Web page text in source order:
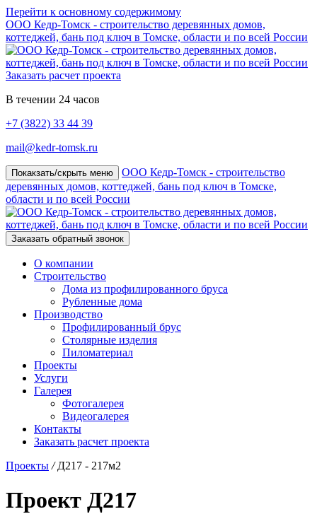
Перейти к основному содержимому
ООО Кедр-Томск - строительство деревянных домов,
коттеджей, бань под ключ в Томске, области и по всей России
Заказать расчет проекта
В течении 24 часов
+7 (3822) 33 44 39
mail@kedr-tomsk.ru
Покакзать/скрыть меню
ООО Кедр-Томск - строительство
деревянных домов, коттеджей, бань под ключ в Томске,
области и по всей России
Заказать обратный звонок
О компании
Строительство
Дома из профилированного бруса
Рубленные дома
Производство
Профилированный брус
Столярные изделия
Пиломатериал
Проекты
Услуги
Галерея
Фотогалерея
Видеогалерея
Контакты
Заказать расчет проекта
Проекты / Д217 - 217м2
Проект Д217